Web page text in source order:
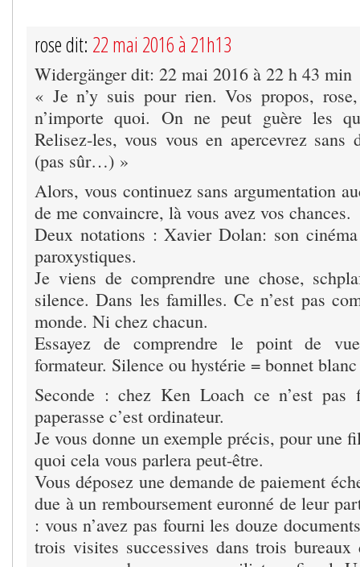
rose dit: 22 mai 2016 à 21h13
Widergänger dit: 22 mai 2016 à 22 h 43 min
« Je n’y suis pour rien. Vos propos,
n’importe quoi. On ne peut guère les
Relisez-les, vous vous en apercevrez sans
(pas sûr…) »
Alors, vous continuez sans argumentation
de me convaincre, là vous avez vos chances.
Deux notations : Xavier Dolan: son
paroxystiques.
Je viens de comprendre une chose,
silence. Dans les familles. Ce n’est pas
monde. Ni chez chacun.
Essayez de comprendre le point de
formateur. Silence ou hystérie = bonnet
Seconde : chez Ken Loach ce n’est pas
paperasse c’est ordinateur.
Je vous donne un exemple précis, pour une
quoi cela vous parlera peut-être.
Vous déposez une demande de paiement
due à un remboursement euronné de leur
: vous n’avez pas fourni les douze
trois visites successives dans trois bureaux